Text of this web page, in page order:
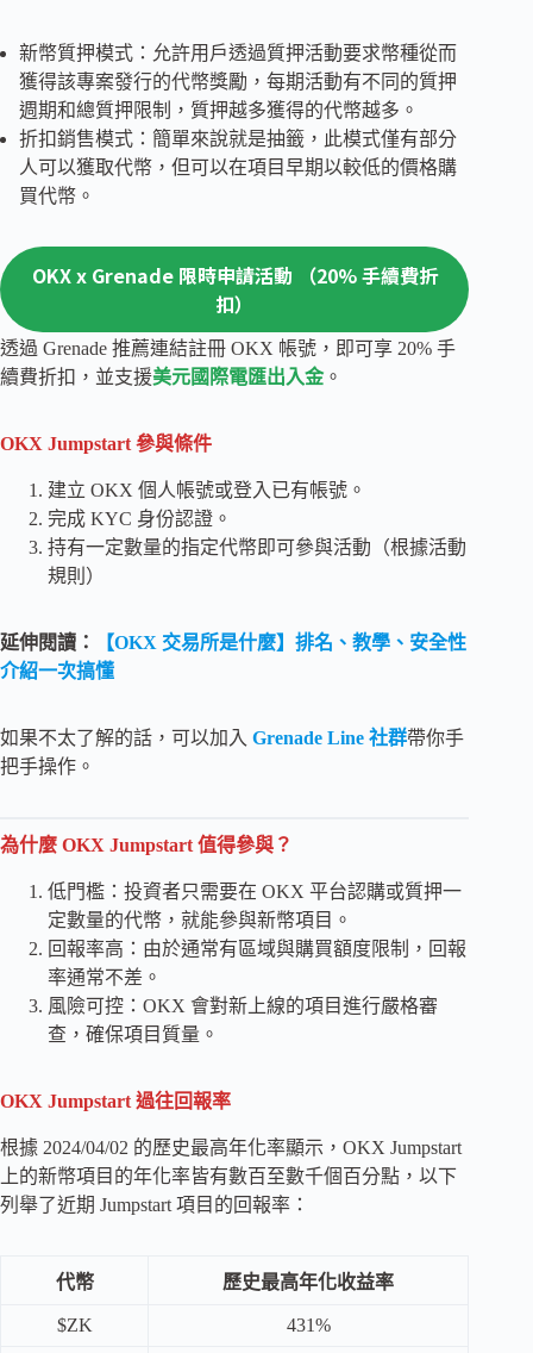
新幣質押模式：允許用戶透過質押活動要求幣種從而
獲得該專案發行的代幣獎勵，每期活動有不同的質押
週期和總質押限制，質押越多獲得的代幣越多。
折扣銷售模式：簡單來說就是抽籤，此模式僅有部分
人可以獲取代幣，但可以在項目早期以較低的價格購
買代幣。
OKX x Grenade 限時申請活動 （20% 手續費折
扣）
透過 Grenade 推薦連結註冊 OKX 帳號，即可享 20% 手
續費折扣，並支援美元國際電匯出入金。
OKX Jumpstart 參與條件
建立 OKX 個人帳號或登入已有帳號。
完成 KYC 身份認證。
持有一定數量的指定代幣即可參與活動（根據活動
規則）
延伸閱讀：
【OKX 交易所是什麼】排名、教學、安全性
介紹一次搞懂
如果不太了解的話，可以加入 Grenade Line 社群帶你手
把手操作。
為什麼 OKX Jumpstart 值得參與？
低門檻：投資者只需要在 OKX 平台認購或質押一
定數量的代幣，就能參與新幣項目。
回報率高：由於通常有區域與購買額度限制，回報
率通常不差。
風險可控：OKX 會對新上線的項目進行嚴格審
查，確保項目質量。
OKX Jumpstart 過往回報率
根據 2024/04/02 的歷史最高年化率顯示，OKX Jumpstart
上的新幣項目的年化率皆有數百至數千個百分點，以下
列舉了近期 Jumpstart 項目的回報率：
代幣 歷史最高年化收益率
$ZK 431%